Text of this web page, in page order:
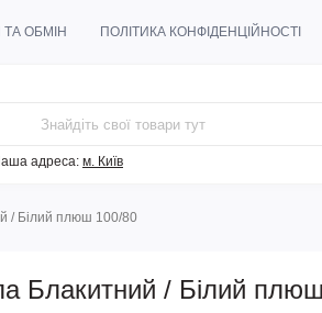
ОБМІН ПОЛІТИКА КОНФІДЕНЦІЙНОСТІ
адреса: м. Київ
/ Білий плюш 100/80
Блакитний / Білий